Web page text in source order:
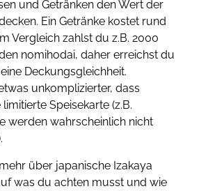
und Getränken den Wert der
Ein Getränke kostet rund
Vergleich zahlst du z.B. 2000
nomihodai, daher erreichst du
Deckungsgleichheit.
unkomplizierter, dass
Speisekarte (z.B.
werden wahrscheinlich nicht
über japanische Izakaya
was du achten musst und wie